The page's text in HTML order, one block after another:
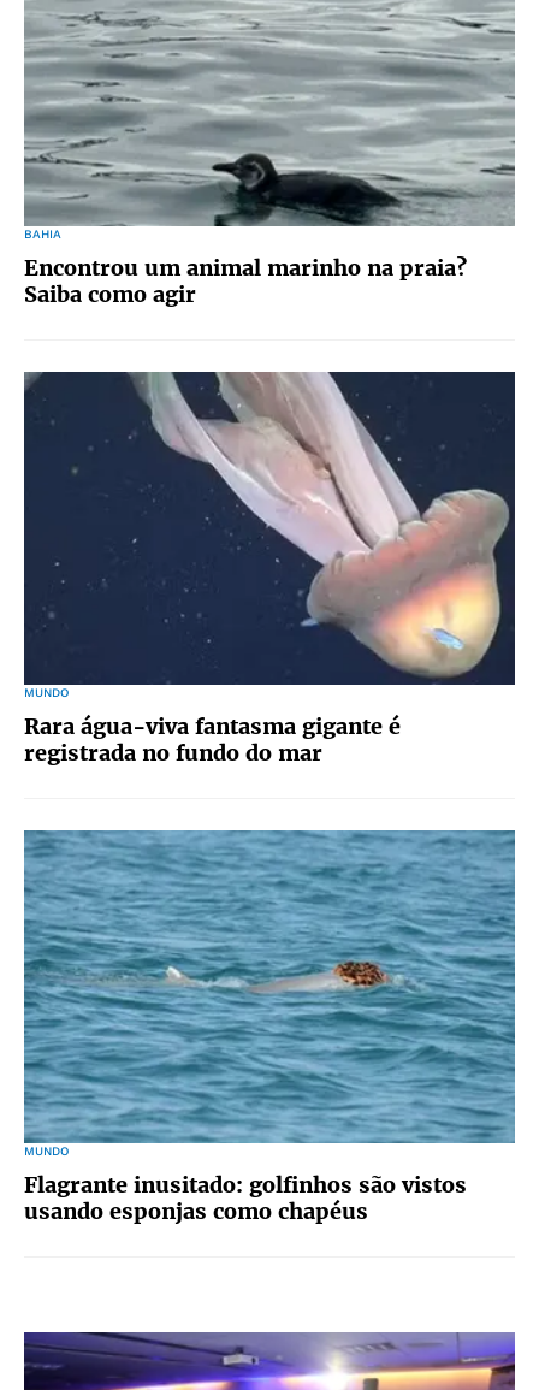
BAHIA
Encontrou um animal marinho na praia?
Saiba como agir
MUNDO
Rara água-viva fantasma gigante é
registrada no fundo do mar
MUNDO
Flagrante inusitado: golfinhos são vistos
usando esponjas como chapéus